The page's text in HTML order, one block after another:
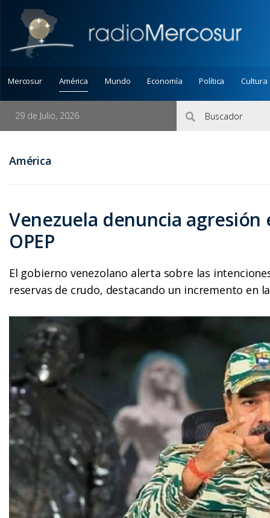
Mercosur América Mundo Economía Política Cultura
29 de Julio, 2026
América
Venezuela denuncia
OPEP
El gobierno venezolano alerta sobre las
reservas de crudo, destacando un incremento en